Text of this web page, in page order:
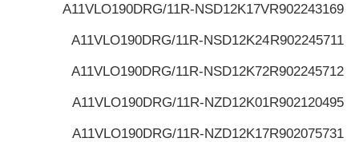
R902243169
A11VLO190DRG/11R-NSD12K17V
R902245711
A11VLO190DRG/11R-NSD12K24
R902245712
A11VLO190DRG/11R-NSD12K72
R902120495
A11VLO190DRG/11R-NZD12K01
R902075731
A11VLO190DRG/11R-NZD12K17